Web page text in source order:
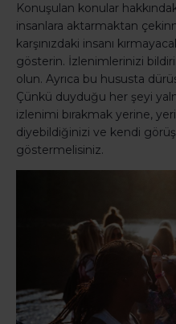
Konuşulan konular
insanlara aktarmaktan
karşınızdaki insanı
gösterin. İzlenimlerinizi
olun. Ayrıca bu hususta
Çünkü duyduğu her şeyi
izlenimi bırakmak yerine,
diyebildiğinizi ve kendi
göstermelisiniz.